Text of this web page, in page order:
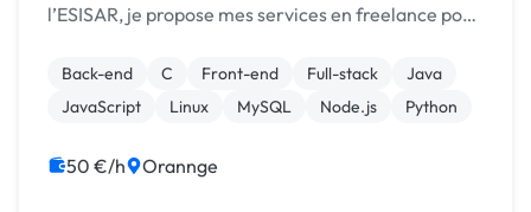
l’ESISAR, je propose mes services en freelance pour
gestion de données (automatisation, conversion
PDF → E...
Back-end C Front-end Full-stack
Java
JavaScript
Linux MySQL Node.js Python
50 €/h Orannge